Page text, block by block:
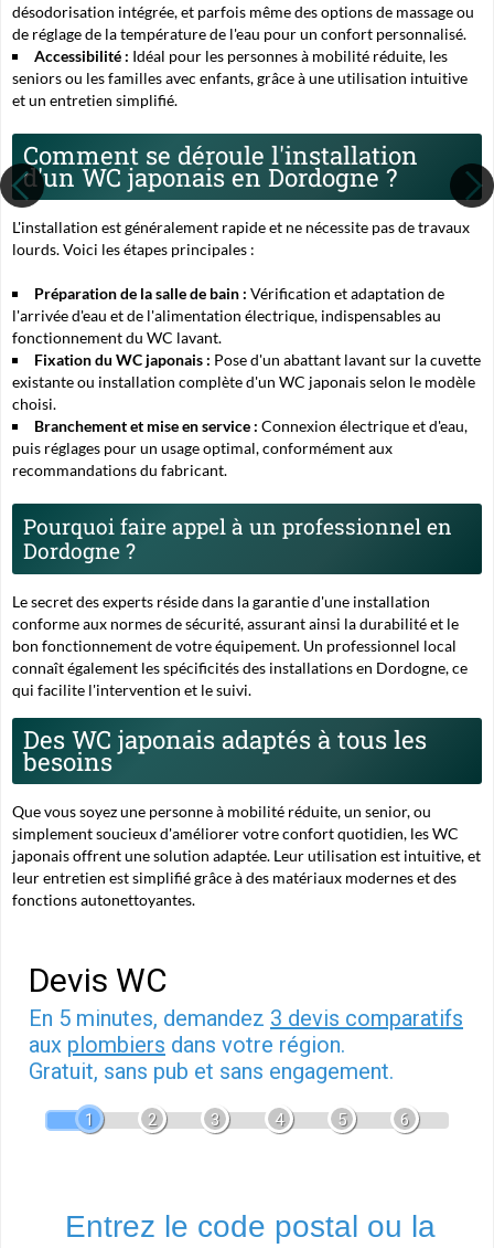
désodorisation intégrée, et parfois même des options de massage ou
de réglage de la température de l'eau pour un confort personnalisé.
Accessibilité : Idéal pour les personnes à mobilité réduite, les
seniors ou les familles avec enfants, grâce à une utilisation intuitive
et un entretien simplifié.
Comment se déroule l'installation
d'un WC japonais en Dordogne ?
L'installation est généralement rapide et ne nécessite pas de travaux
lourds. Voici les étapes principales :
Préparation de la salle de bain : Vérification et adaptation de
l'arrivée d'eau et de l'alimentation électrique, indispensables au
fonctionnement du WC lavant.
Fixation du WC japonais : Pose d'un abattant lavant sur la cuvette
existante ou installation complète d'un WC japonais selon le modèle
choisi.
Branchement et mise en service : Connexion électrique et d'eau,
puis réglages pour un usage optimal, conformément aux
recommandations du fabricant.
Pourquoi faire appel à un professionnel en
Dordogne ?
Le secret des experts réside dans la garantie d'une installation
conforme aux normes de sécurité, assurant ainsi la durabilité et le
bon fonctionnement de votre équipement. Un professionnel local
connaît également les spécificités des installations en Dordogne, ce
qui facilite l'intervention et le suivi.
Des WC japonais adaptés à tous les
besoins
Que vous soyez une personne à mobilité réduite, un senior, ou
simplement soucieux d'améliorer votre confort quotidien, les WC
japonais offrent une solution adaptée. Leur utilisation est intuitive, et
leur entretien est simplifié grâce à des matériaux modernes et des
fonctions autonettoyantes.
Devis WC
En 5 minutes, demandez 3 devis comparatifs
aux plombiers dans votre région.
Gratuit, sans pub et sans engagement.
1 2 3 4 5 6
Entrez le code postal ou la